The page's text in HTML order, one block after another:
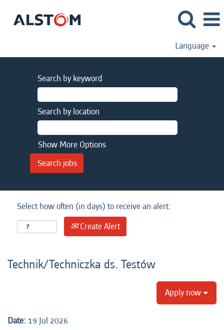
Language
Search by keyword
Search by location
Show More Options
Select how often (in days) to receive an alert:
Create Alert
Technik/Techniczka ds. Testów
Apply now
Date: 19 Jul 2026